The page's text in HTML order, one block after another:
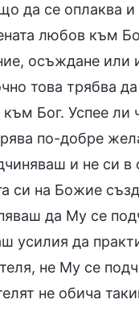
да се оплаква
любов към
осъждане или
това трябва
към Бог. Успее
по-добре
и не си
си на Божие
да Му се
усилия да
не Му се
не обича